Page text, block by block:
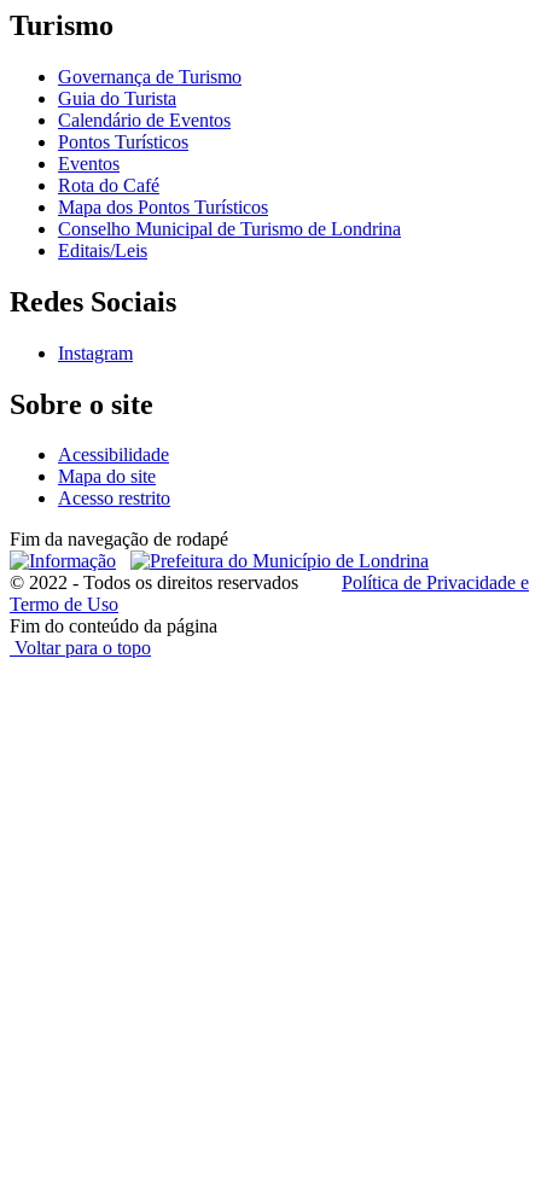
Turismo
Governança de Turismo
Guia do Turista
Calendário de Eventos
Pontos Turísticos
Eventos
Rota do Café
Mapa dos Pontos Turísticos
Conselho Municipal de Turismo de Londrina
Editais/Leis
Redes Sociais
Instagram
Sobre o site
Acessibilidade
Mapa do site
Acesso restrito
Fim da navegação de rodapé
© 2022 - Todos os direitos reservados Política de Privacidade e
Termo de Uso
Fim do conteúdo da página
Voltar para o topo